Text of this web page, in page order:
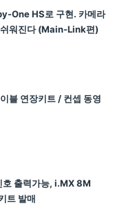
One HS로 구현. 카메라
워진다 (Main-Link편)
블 연장키트 / 컨셉 동영
출력가능, i.MX 8M
트 발매